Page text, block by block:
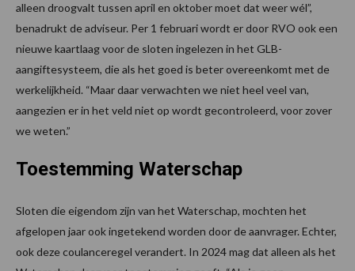
alleen droogvalt tussen april en oktober moet dat weer wél”,
benadrukt de adviseur. Per 1 februari wordt er door RVO ook een
nieuwe kaartlaag voor de sloten ingelezen in het GLB-
aangiftesysteem, die als het goed is beter overeenkomt met de
werkelijkheid. “Maar daar verwachten we niet heel veel van,
aangezien er in het veld niet op wordt gecontroleerd, voor zover
we weten.”
Toestemming Waterschap
Sloten die eigendom zijn van het Waterschap, mochten het
afgelopen jaar ook ingetekend worden door de aanvrager. Echter,
ook deze coulanceregel verandert. In 2024 mag dat alleen als het